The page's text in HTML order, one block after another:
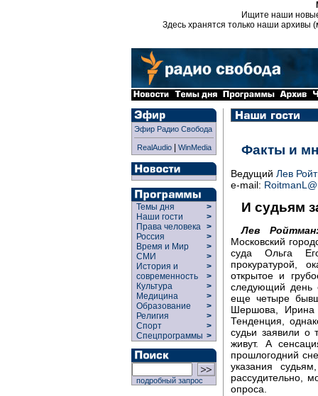
Ищите наши
Здесь хранятся только наши архивы
Эфир Радио Свобода
RealAudio| WinMedia
Темы дня
>
Наши гости
>
Права человека >
Россия
>
Время и Мир
>
СМИ
>
История и
современность
>
>
Культура
>
Медицина
>
Образование
>
Религия
>
Спорт
>
Спецпрограммы >
подробный запрос
Факты и
Ведущий Лев
e-mail:
И судьям
Лев
Московский
суда Ольга
прокуратурой,
открытое и
следующий день
еще четыре
Шершова, Ирина
Тенденция,
судьи заявили о
живут. А
прошлогодний
указания
рассудительно,
опроса.